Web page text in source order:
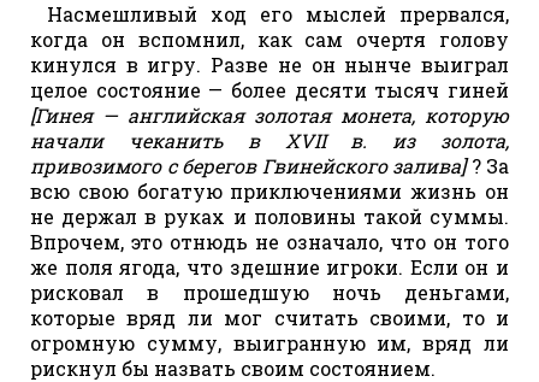
Насмешливый ход его мыслей прервался,
когда он вспомнил, как сам очертя голову
кинулся в игру. Разве не он нынче выиграл
целое состояние — более десяти тысяч гиней
[Гинея — английская золотая монета, которую
начали чеканить в XVII в. из золота,
привозимого с берегов Гвинейского залива]? За
всю свою богатую приключениями жизнь он
не держал в руках и половины такой суммы.
Впрочем, это отнюдь не означало, что он того
же поля ягода, что здешние игроки. Если он и
рисковал в прошедшую ночь деньгами,
которые вряд ли мог считать своими, то и
огромную сумму, выигранную им, вряд ли
рискнул бы назвать своим состоянием.